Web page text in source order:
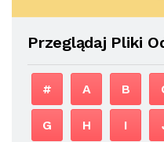
Przeglądaj Pliki
# A B
G H I